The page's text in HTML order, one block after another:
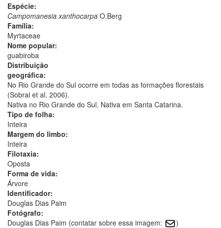
Espécie:
Campomanesia xanthocarpa O.Berg
Família:
Myrtaceae
Nome popular:
guabiroba
Distribuição
geográfica:
No Rio Grande do Sul ocorre em todas as formações florestais
(Sobral et al. 2006).
Nativa no Rio Grande do Sul. Nativa em Santa Catarina.
Tipo de folha:
Inteira
Margem do limbo:
Inteira
Filotaxia:
Oposta
Forma de vida:
Árvore
Identificador:
Douglas Dias Paim
Fotógrafo:
Douglas Dias Paim (contatar sobre essa imagem:
)